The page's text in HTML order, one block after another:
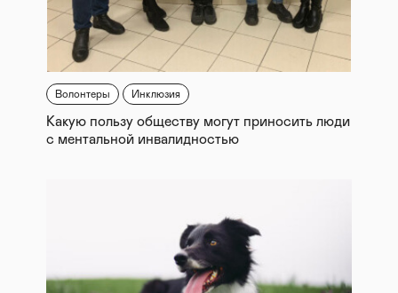
Волонтеры Инклюзия
Какую пользу обществу могут приносить люди
с ментальной инвалидностью